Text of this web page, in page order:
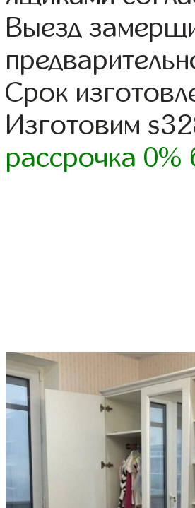
Выезд
Срок
Изготовим
рассрочка 0%